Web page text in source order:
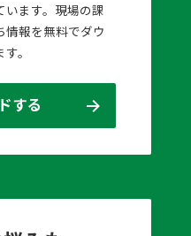
います。現場の課
情報を無料でダウ
。
する